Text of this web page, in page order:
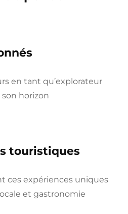
en tant qu’explorateur
horizon
touristiques
ces expériences uniques
et gastronomie